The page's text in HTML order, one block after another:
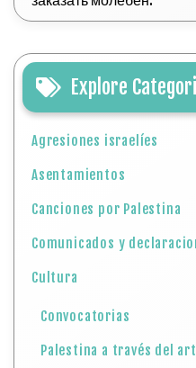
Asentamientos
Comunicados y
Cultura
Convocatorias
Palestina a través del
Destacados
Detenciones
en el deporte
en la ciencia